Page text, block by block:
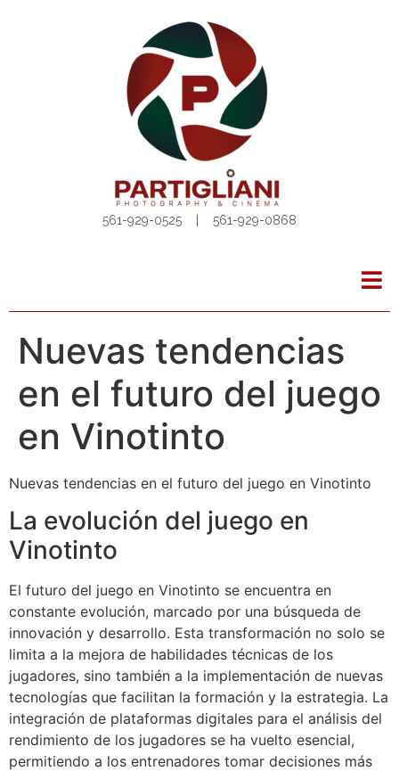
561-929-0525 | 561-929-0868
Nuevas tendencias
en el futuro del juego
en Vinotinto
Nuevas tendencias en el futuro del juego en Vinotinto
La evolución del juego en
Vinotinto
El futuro del juego en Vinotinto se encuentra en
constante evolución, marcado por una búsqueda de
innovación y desarrollo. Esta transformación no solo se
limita a la mejora de habilidades técnicas de los
jugadores, sino también a la implementación de nuevas
tecnologías que facilitan la formación y la estrategia. La
integración de plataformas digitales para el análisis del
rendimiento de los jugadores se ha vuelto esencial,
permitiendo a los entrenadores tomar decisiones más